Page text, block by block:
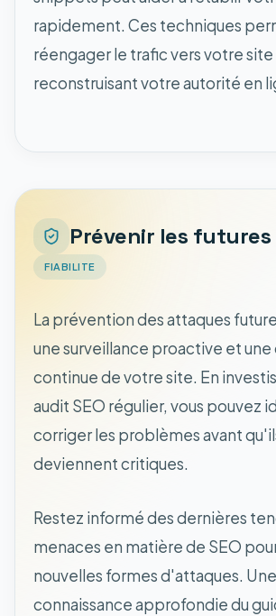
rapidement. Ces techniques
réengager le trafic vers votre
reconstruisant votre autorité en
Prévenir les futures
FIABILITE
La prévention des attaques
une surveillance proactive et
continue de votre site. En
audit SEO régulier, vous pouvez
corriger les problèmes avant
deviennent critiques.
Restez informé des dernières
menaces en matière de SEO
nouvelles formes d'attaques. Une
connaissance approfondie du